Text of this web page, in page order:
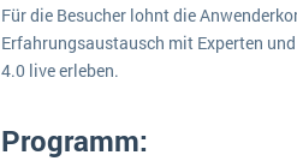
Für die Besucher lohnt die
Erfahrungsaustausch mit Experten
4.0 live erleben.
Programm: